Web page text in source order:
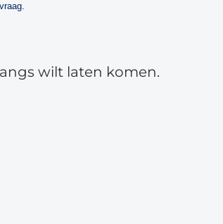
wilt laten komen.